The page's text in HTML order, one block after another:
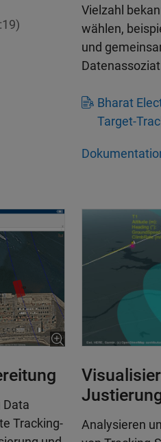
Vielzahl
wählen,
und
Bharat
Target-
Data
Tracking-
Analysieren